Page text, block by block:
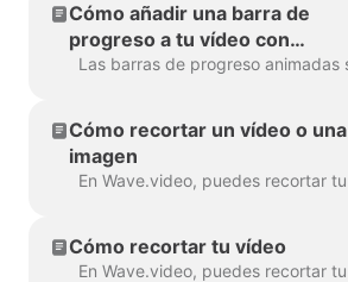
Cómo añadir una barra de
progreso a tu vídeo con
Wave.video
Cómo recortar un vídeo o una
imagen
Cómo recortar tu vídeo